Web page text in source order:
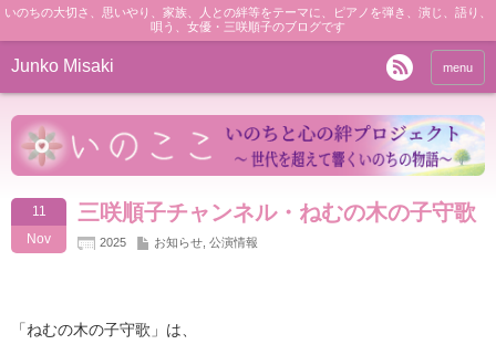
いのちの大切さ、思いやり、家族、人との絆等をテーマに、ピアノを弾き、演じ、語り、
唄う、女優・三咲順子のブログです
Junko Misaki menu
11
Nov
三咲順子チャンネル・ねむの木の子守歌
2025 お知らせ 公演情報
「ねむの木の子守歌」は、